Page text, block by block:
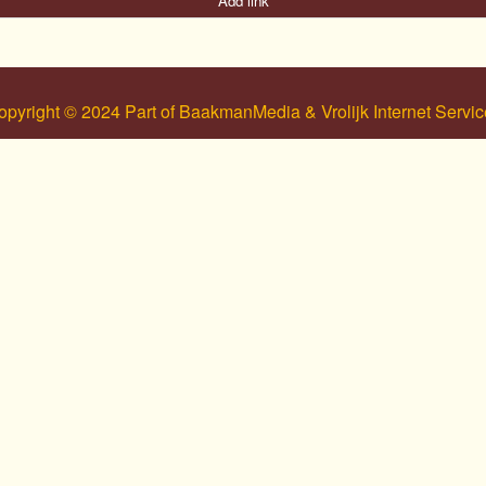
© 2024 Part of BaakmanMedia & Vrolijk Internet